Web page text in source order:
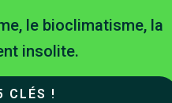
le bioclimatisme, la
insolite.
CLÉS !